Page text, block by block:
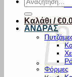
Καλάθι /€
για:
ΑΝΔΡΑΣ
Φόρμες